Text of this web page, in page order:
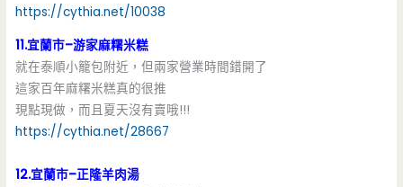
https://cythia.net/10038
11.宜蘭市–游家麻糬米糕
就在泰順小籠包附近，但兩家營業時間錯開了
這家百年麻糬米糕真的很推
現點現做，而且夏天沒有賣哦!!!
https://cythia.net/28667
12.宜蘭市–正隆羊肉湯